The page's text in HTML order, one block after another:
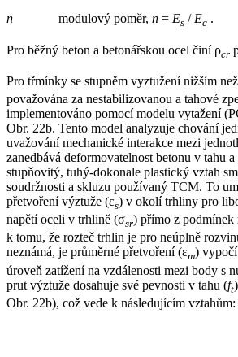
n modulový poměr, n = Es /Ec .
Pro běžný beton a betonářskou ocel činí ρcr
Pro třmínky se stupněm vyztužení nižším
považována za nestabilizovanou a tahové
implementováno pomocí modelu vytažení
Obr. 22b. Tento model analyzuje chování
uvažování mechanické interakce mezi
zanedbává deformovatelnost betonu v tahu
stupňovitý, tuhý-dokonale plastický vztah
soudržnosti a skluzu používaný TCM. To
přetvoření výztuže (εs) v okolí trhliny pro
napětí oceli v trhlině (σsr) přímo z
k tomu, že rozteč trhlin je pro neúplně
neznámá, je průměrné přetvoření (εm)
úroveň zatížení na vzdálenosti mezi body s
prut výztuže dosahuje své pevnosti v tahu (ft
Obr. 22b), což vede k následujícím vztahům: